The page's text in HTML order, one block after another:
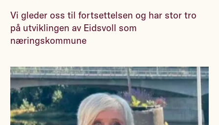
Vi gleder oss til fortsettelsen og har stor tro
på utviklingen av Eidsvoll som
næringskommune